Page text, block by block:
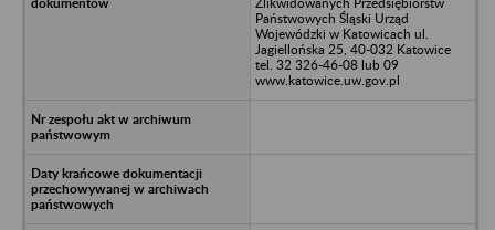
Państwowych Śląski Urząd
Wojewódzki w Katowicach ul.
Jagiellońska 25, 40-032 Katowice
tel. 32 326-46-08 lub 09
www.katowice.uw.gov.pl